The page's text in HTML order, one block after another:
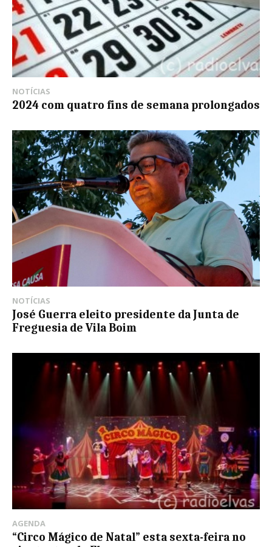
NOTÍCIAS
2024 com quatro fins de semana prolongados
NOTÍCIAS
José Guerra eleito presidente da Junta de
Freguesia de Vila Boim
AGENDA
“Circo Mágico de Natal” esta sexta-feira no